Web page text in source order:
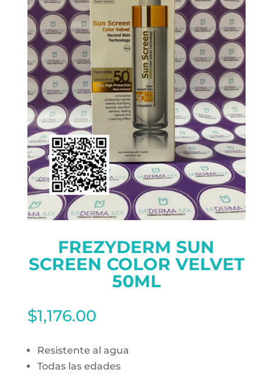
FREZYDERM SUN
SCREEN COLOR VELVET
50ML
$1,176.00
Resistente al agua
Todas las edades